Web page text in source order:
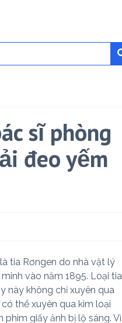
sĩ phòng
đeo yếm
tia Rơngen do nhà vật lý
vào năm 1895. Loại tia
này không chỉ xuyên qua
thể xuyên qua kim loại
giấy ảnh bị lộ sáng. Vì